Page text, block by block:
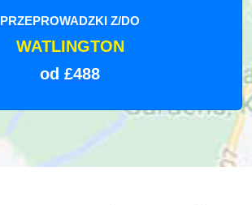
PRZEPROWADZKI Z/DO
WATLINGTON
od £488